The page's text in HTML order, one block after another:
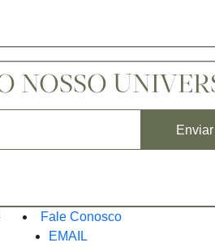
NOSSO
Fale Conosco
EMAIL